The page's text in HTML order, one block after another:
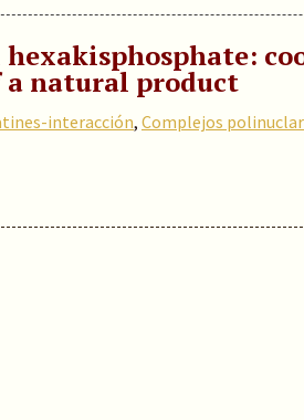
natural product
interacción, Complejos